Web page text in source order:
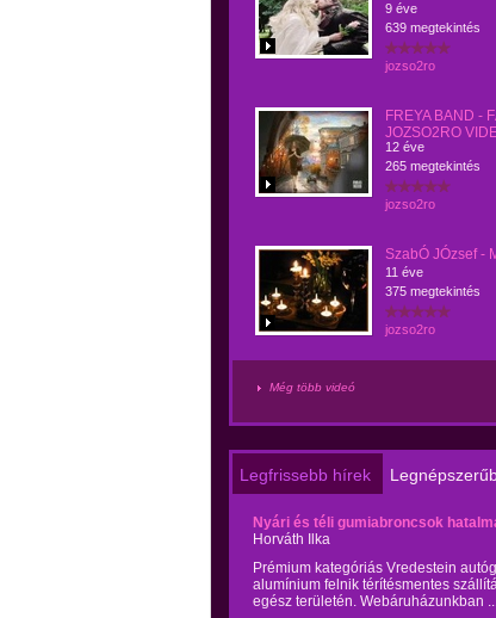
9 éve
639 megtekintés
jozso2ro
FREYA BAND -
JOZSO2RO
12 éve
265 megtekintés
jozso2ro
SzabÓ JÓzsef -
11 éve
375 megtekintés
jozso2ro
Még több videó
Legfrissebb hírek
Nyári és téli gumiabroncsok
Horváth Ilka
Prémium kategóriás Vredestein
alumínium felnik térítésmentes
egész területén. Webáruházunkban